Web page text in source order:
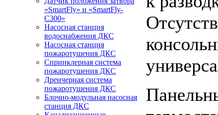
«SmartFly» и «SmartFly-
С300»
Насосная станция
водоснабжения ДКС
Насосная станция
пожаротушения ДКС
Спринклерная система
пожаротушения ДКС
Дренчерная система
пожаротушения ДКС
Блочно-модульная насосная
станция ДКС